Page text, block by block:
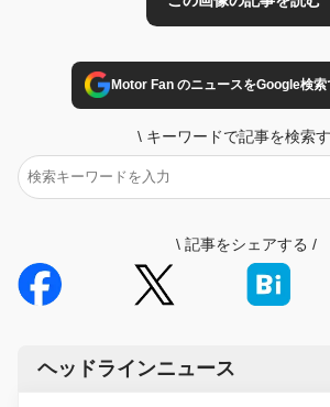
Motor Fan のニュースをGoogle検索
\ キーワードで記事を検索
\ 記事をシェアする /
ヘッドラインニュース